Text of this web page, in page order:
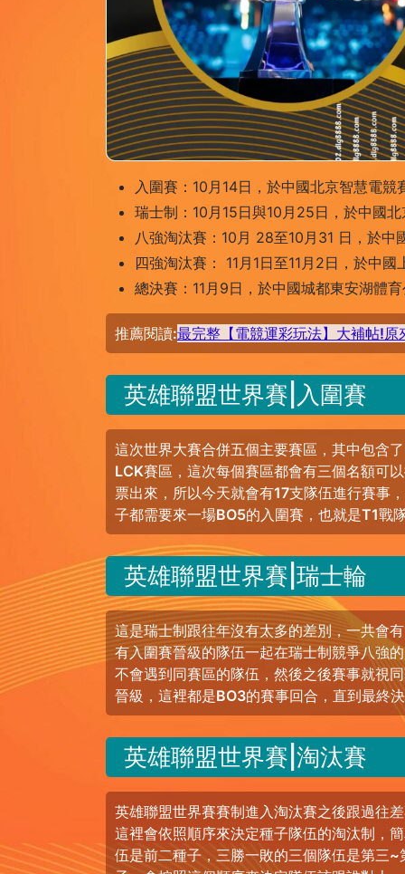
入圍賽：10月14日，於中國北京智慧電競
瑞士制：10月15日與10月25日，於中國
八強淘汰賽：10月 28至10月31 日，於中
四強淘汰賽： 11月1日至11月2日，於中
總決賽：11月9日，於中國城都東安湖體
推薦閱讀:最完整【電競運彩玩法】大補帖!
英雄聯盟世界賽|入圍賽
這次世界大賽合併五個主要賽區，其中包含
LCK賽區，這次每個賽區都會有三個名額可
票出來，所以今天就會有17支隊伍進行賽事
子都需要來一場BO5的入圍賽，也就是T1戰
英雄聯盟世界賽|瑞士輪
這是瑞士制跟往年沒有太多的差別，一共會
有入圍賽晉級的隊伍一起在瑞士制競爭八強
不會遇到同賽區的隊伍，然後之後賽事就視
晉級，這裡都是BO3的賽事回合，直到最終
英雄聯盟世界賽|淘汰賽
英雄聯盟世界賽賽制進入淘汰賽之後跟過往
這裡會依照順序來決定種子隊伍的淘汰制，
伍是前二種子，三勝一敗的三個隊伍是第三